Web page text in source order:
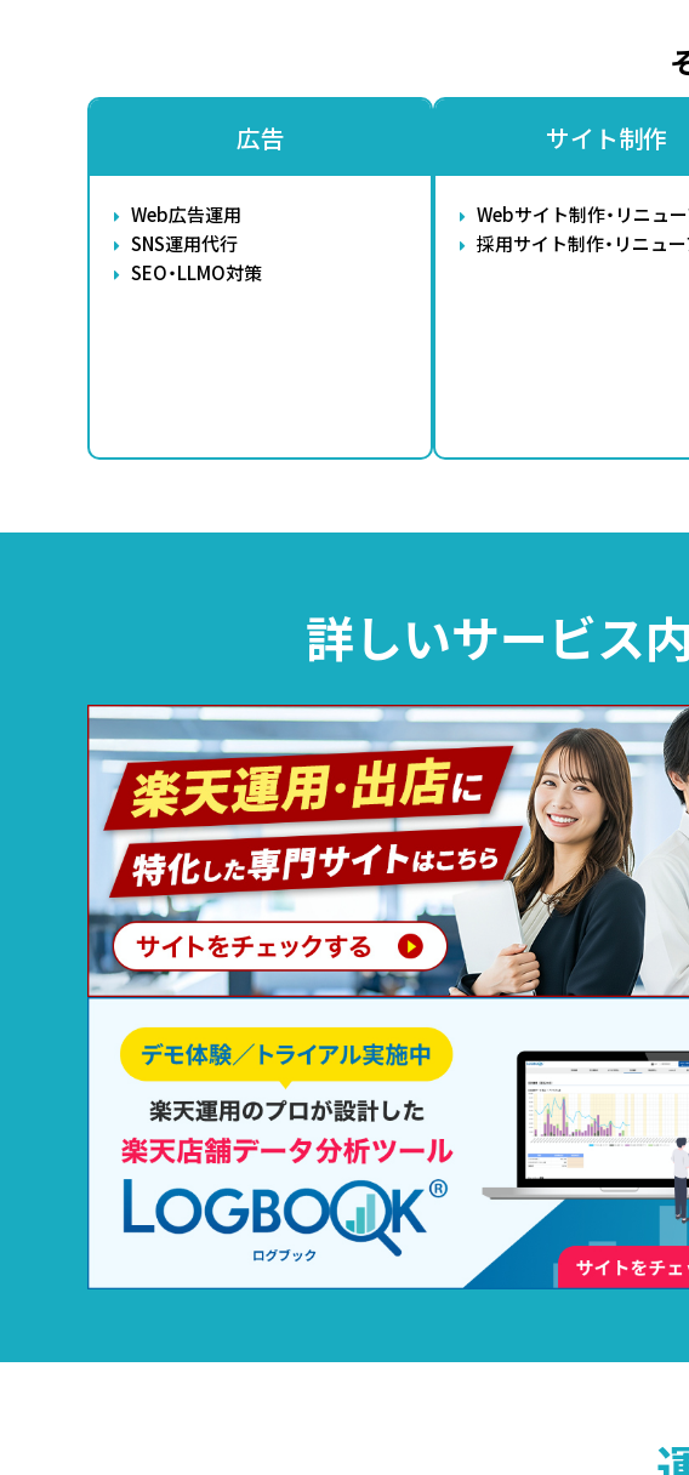
広告
Web広告運用
SNS運用代行
SEO・LLMO対策
サイト制作
Webサイト制作・リニュ
採用サイト制作・リニュ
詳しいサービス